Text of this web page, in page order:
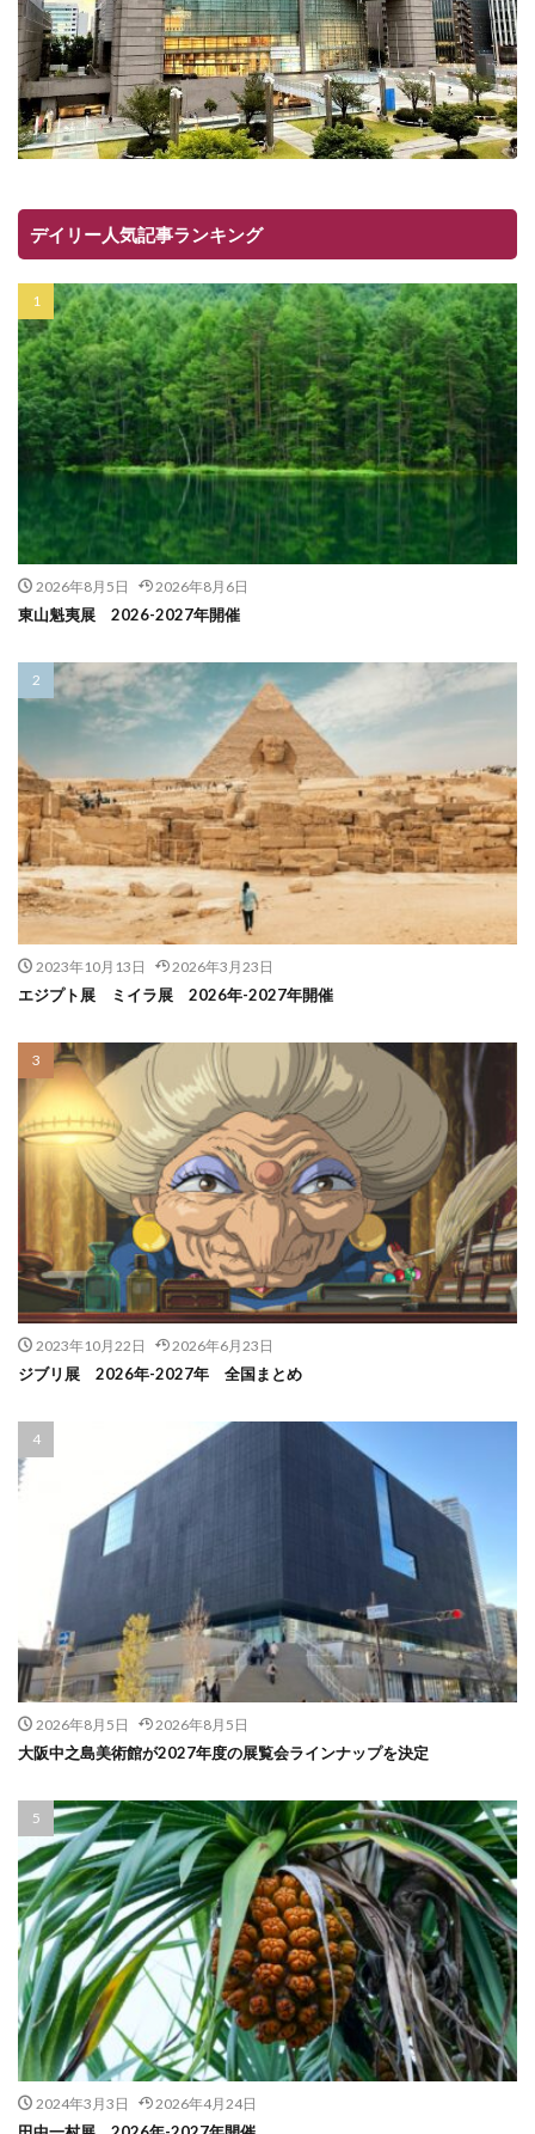
デイリー人気記事ランキング
2026年8月5日 2026年8月6日
東山魁夷展 2026-2027年開催
2023年10月13日 2026年3月23日
エジプト展 ミイラ展 2026年-2027年開催
2023年10月22日 2026年6月23日
ジブリ展 2026年-2027年 全国まとめ
2026年8月5日 2026年8月5日
大阪中之島美術館が2027年度の展覧会ラインナップを決定
2024年3月3日 2026年4月24日